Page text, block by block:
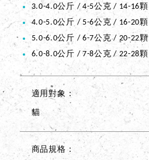
3.0-4.0公斤 / 4-5公克 / 14-16顆
4.0-5.0公斤 / 5-6公克 / 16-20顆
5.0-6.0公斤 / 6-7公克 / 20-22顆
6.0-8.0公斤 / 7-8公克 / 22-28顆
適用對象
貓
商品規格